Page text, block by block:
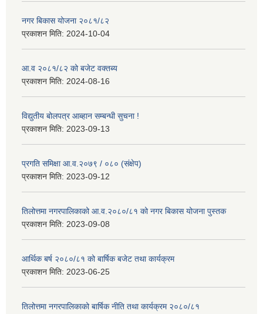
नगर बिकास योजना २०८१/८२
प्रकाशन मिति: 2024-10-04
आ.व २०८१/८२ को बजेट वक्तब्य
प्रकाशन मिति: 2024-08-16
विद्युतीय बोलपत्र आब्हान सम्बन्धी सुचना !
प्रकाशन मिति: 2023-09-13
प्रगति समिक्षा आ.व.२०७९ / ०८० (संक्षेप)
प्रकाशन मिति: 2023-09-12
तिलोत्तमा नगरपालिकाको आ.व.२०८०/८१ को नगर बिकास योजना पुस्तक
प्रकाशन मिति: 2023-09-08
आर्थिक बर्ष २०८०/८१ को बार्षिक बजेट तथा कार्यक्रम
प्रकाशन मिति: 2023-06-25
तिलोत्तमा नगरपालिकाको बार्षिक नीति तथा कार्यक्रम २०८०/८१